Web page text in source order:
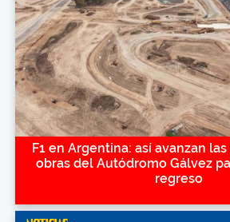
F1 en Argentina: así avanzan
obras del Autódromo Gálvez
regreso